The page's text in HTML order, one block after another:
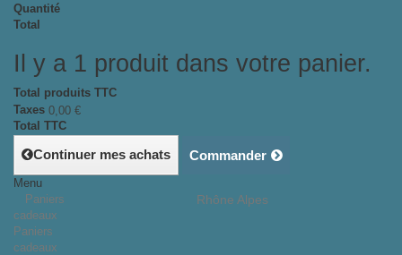
Quantité
Total
Il y a 1 produit dans votre panier.
Total produits TTC
Taxes 0,00 €
Total TTC
Continuer mes achats Commander
Rhône Alpes
Menu
Paniers
cadeaux
Paniers
cadeaux